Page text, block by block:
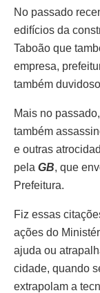
No passado
edifícios da
Taboão que
empresa,
também
Mais no
também
e outras
pela GB, que
Prefeitura.
Fiz essas
ações do
ajuda ou
cidade, quando
extrapolam a